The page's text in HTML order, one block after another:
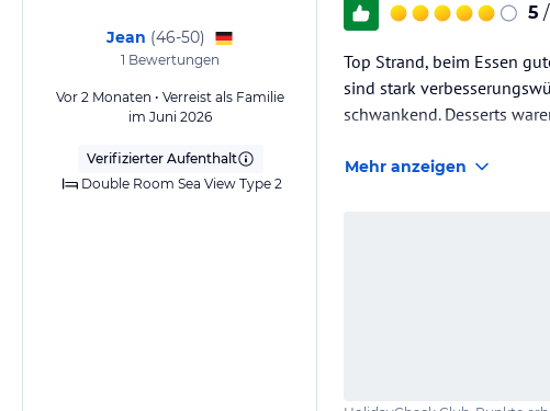
Jean (46-50)
1 Bewertungen
Vor 2 Monaten • Verreist als Familie
im Juni 2026
Verifizierter Aufenthalt
Double Room Sea View Type 2
5
Top Strand, beim Essen
sind stark
schwankend. Desserts
Mehr anzeigen